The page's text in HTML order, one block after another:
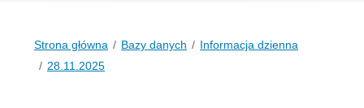
Strona główna Bazy danych
Informacja dzienna
28.11.2025